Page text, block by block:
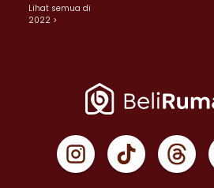
Lihat semua di
2022 >